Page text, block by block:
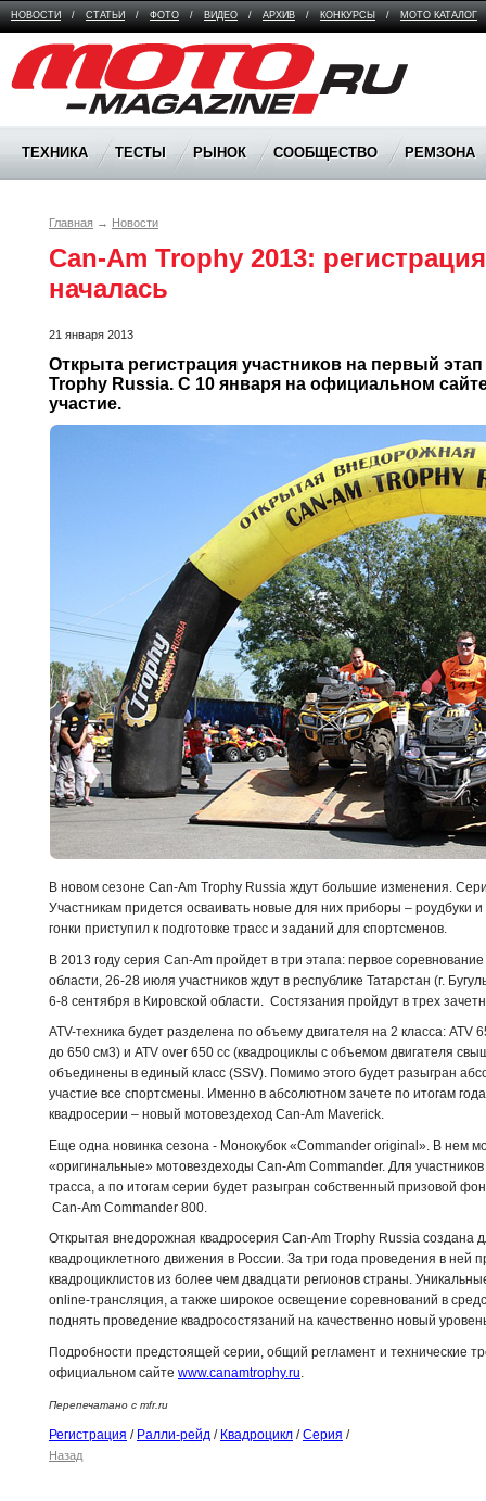
НОВОСТИ / СТАТЬИ / ФОТО / ВИДЕО / АРХИВ / КОНКУРСЫ / МОТО КАТАЛОГ
Moto Magazine
ТЕХНИКА ТЕСТЫ РЫНОК СООБЩЕСТВО РЕМЗОНА
Главная → Новости
Can-Am Trophy 2013:
началась
21 января 2013
Открыта регистрация участников на первый
Trophy Russia. С 10 января на официальном
участие.
В новом сезоне Can-Am Trophy Russia ждут большие изменения.
Участникам придется осваивать новые для них приборы – роудбуки и
гонки приступил к подготовке трасс и заданий для спортсменов.
В 2013 году серия Can-Am пройдет в три этапа: первое
области, 26-28 июля участников ждут в республике Татарстан (г.
6-8 сентября в Кировской области. Состязания пройдут в трех
ATV-техника будет разделена по объему двигателя на 2 класса: ATV
до 650 см3) и ATV over 650 сс (квадроциклы с объемом двигателя
объединены в единый класс (SSV). Помимо этого будет разыгран
участие все спортсмены. Именно в абсолютном зачете по итогам
квадросерии – новый мотовездеход Can-Am Maverick.
Еще одна новинка сезона - Монокубок «Commander original». В нем
«оригинальные» мотовездеходы Can-Am Commander. Для участников
трасса, а по итогам серии будет разыгран собственный призовой
Can-Am Commander 800.
Открытая внедорожная квадросерия Can-Am Trophy Russia создана
квадроциклетного движения в России. За три года проведения в ней
квадроциклистов из более чем двадцати регионов страны.
online-трансляция, а также широкое освещение соревнований в
поднять проведение квадросостязаний на качественно новый
Подробности предстоящей серии, общий регламент и технические
официальном сайте www.canamtrophy.ru.
Перепечатано с mfr.ru
Регистрация / Ралли-рейд / Квадроцикл /Серия /
Назад